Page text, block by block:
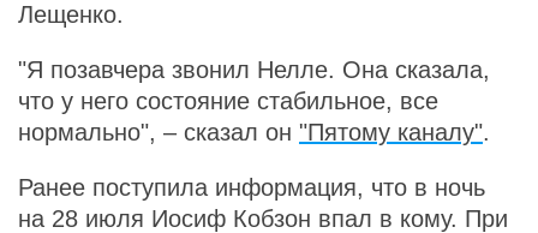
Лещенко.
"Я позавчера звонил Нелле. Она сказала,
что у него состояние стабильное, все
нормально", – сказал он "Пятому каналу".
Ранее поступила информация, что в ночь
на 28 июля Иосиф Кобзон впал в кому. При